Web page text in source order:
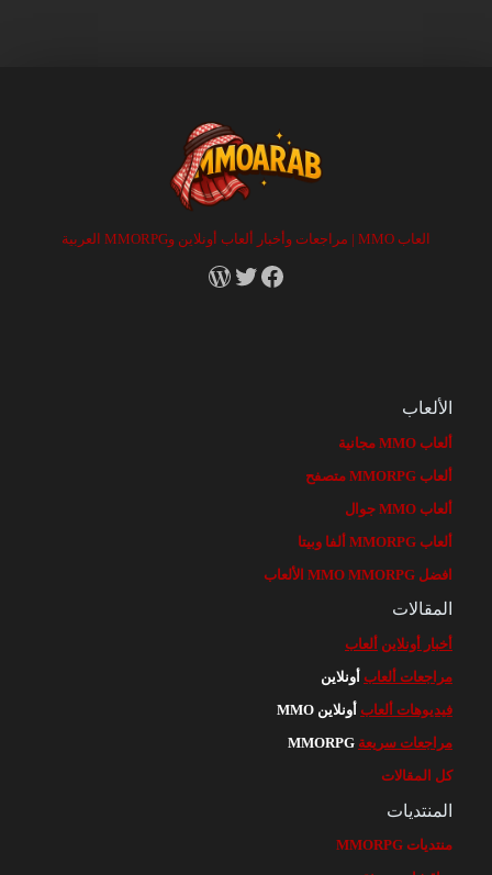
العاب MMO | مراجعات وأخبار ألعاب أونلاين وMMORPG العربية
Facebook
X
RSS
الألعاب
ألعاب MMO مجانية
ألعاب MMORPG متصفح
ألعاب MMO جوال
ألعاب MMORPG ألفا وبيتا
افضل MMO MMORPG الألعاب
المقالات
أخبار أونلاين ألعاب
مراجعات ألعاب أونلاين
فيديوهات ألعاب أونلاين MMO
مراجعات سريعة
كل المقالات
المنتديات
منتديات MMORPG